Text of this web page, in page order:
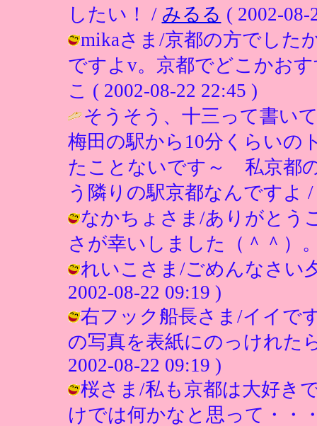
したい！ / みるる ( 2002-08-
mikaさま/京都の方でした
ですよv。京都でどこかお
こ ( 2002-08-22 22:45 )
そうそう、十三って書い
梅田の駅から10分くらい
たことないです～ 私京都
う隣りの駅京都なんですよ
なかちょさま/ありがとう
さが幸いしました（＾＾）
れいこさま/ごめんなさい
2002-08-22 09:19 )
右フック船長さま/イイで
の写真を表紙にのっけれた
2002-08-22 09:19 )
桜さま/私も京都は大好き
けでは何かなと思って・・